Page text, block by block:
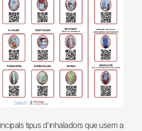
tipus d'inhaladors que usem a